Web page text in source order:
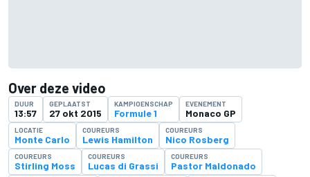
Over deze video
DUUR
13:57
GEPLAATST
27 okt 2015
KAMPIOENSCHAP
Formule 1
EVENEMENT
Monaco GP
LOCATIE
Monte Carlo
COUREURS
Lewis Hamilton
COUREURS
Nico Rosberg
COUREURS
Stirling Moss
COUREURS
Lucas di Grassi
COUREURS
Pastor Maldonado